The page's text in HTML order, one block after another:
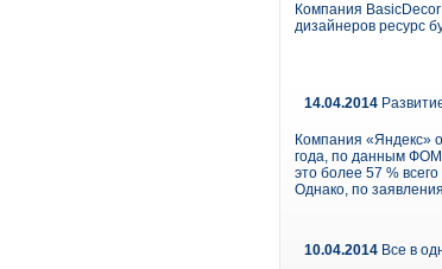
Компания
дизайнеров ресурс
14.04.2014
Компания «Яндекс»
года, по данным ФОМ,
это более 57 %
Однако, по
10.04.2014 Все в